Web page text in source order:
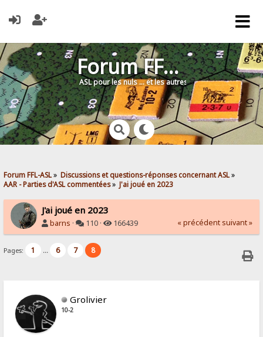
Forum FFL-ASL
ASL pour les nuls … et les autres !
Forum FFL-ASL» Discussions et questions-réponses concernant ASL»
AAR - Parties d'ASL commentées» J'ai joué en 2023
J'ai joué en 2023
barns · 110 · 166439 « précédent suivant »
Pages: 1 ... 6 7 8
Grolivier
10-2